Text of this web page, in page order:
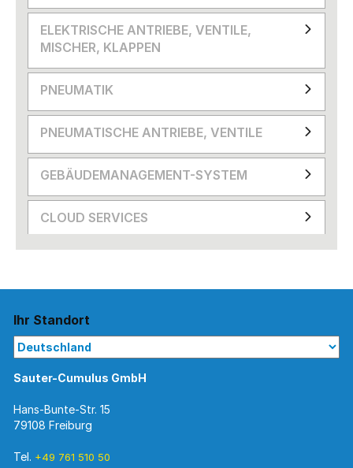
ELEKTRISCHE ANTRIEBE, VENTILE,
MISCHER, KLAPPEN
PNEUMATIK
PNEUMATISCHE ANTRIEBE, VENTILE
GEBÄUDEMANAGEMENT-SYSTEM
CLOUD SERVICES
Ihr Standort
Sauter-Cumulus GmbH
Hans-Bunte-Str. 15
79108 Freiburg
Tel. +49 761 510 50